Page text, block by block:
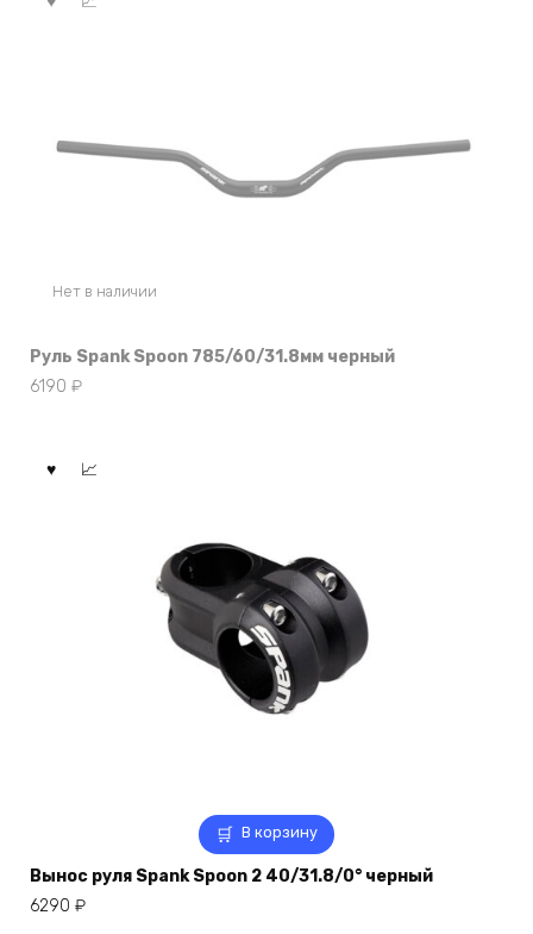
Нет в наличии
Руль Spank Spoon 785/60/31.8мм черный
6190 ₽
В корзину
Вынос руля Spank Spoon 2 40/31.8/0° черный
6290 ₽